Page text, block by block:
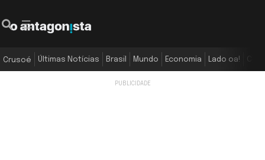
Crusoé Últimas Notícias Brasil Mundo Economia Lado oa!